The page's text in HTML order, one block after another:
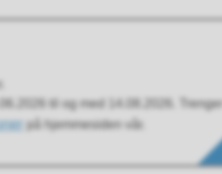
til og med 14.08.2026. Trenger
på hjemmesiden vår.